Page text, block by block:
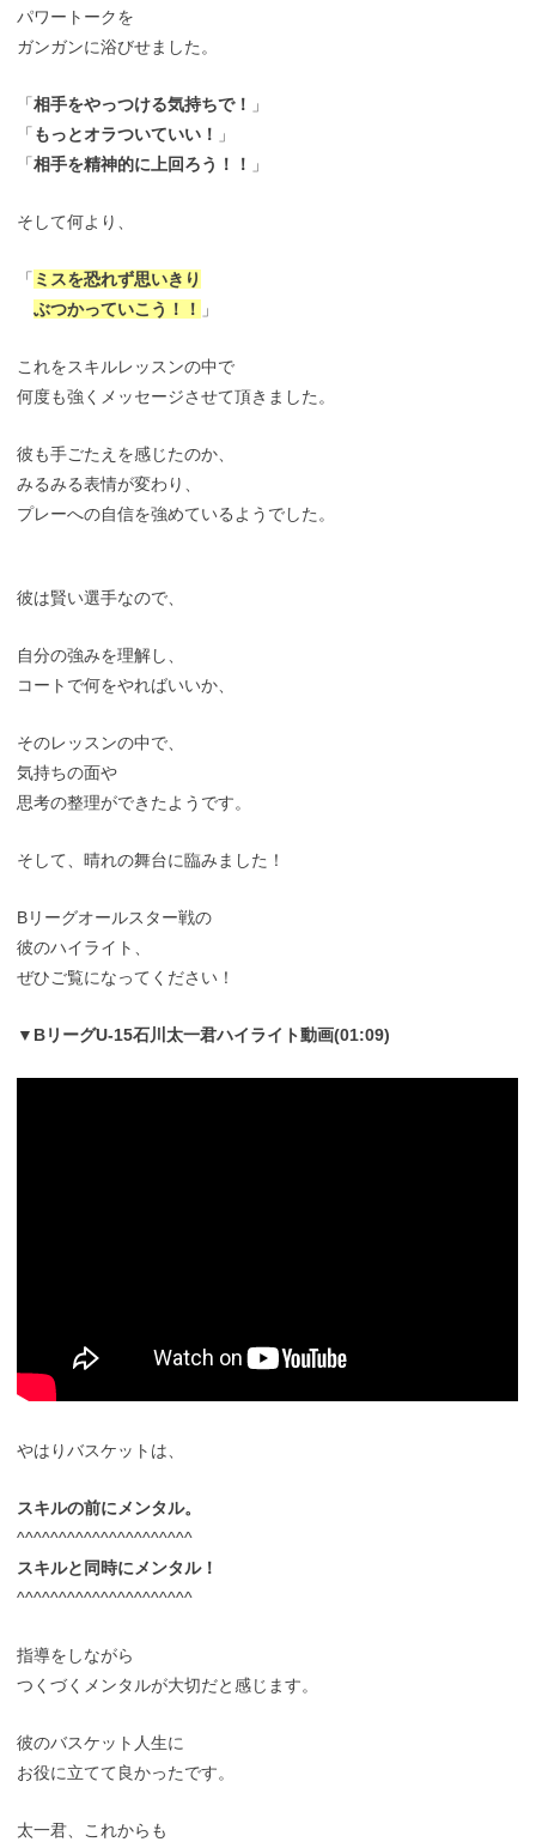
パワートークを
ガンガンに浴びせました。
「相手をやっつける気持ちで！
」
「 もっとオラついていい！
」
「相手を精神的に上回ろう！！ 」
そして何より、
「 ミスを恐れず思いきり
ぶつかっていこう！！
」
これをスキルレッスンの中で
何度も強くメッセージさせて頂きました。
彼も手ごたえを感じたのか、
みるみる表情が変わり、
プレーへの自信を強めているようでした。
彼は賢い選手なので、
自分の強みを理解し、
コートで何をやればいいか、
そのレッスンの中で、
気持ちの面や
思考の整理ができたようです。
そして、晴れの舞台に臨みました！
Bリーグオールスター戦の
彼のハイライト、
ぜひご覧になってください！
▼BリーグU-15石川太一君ハイライト動画(01:09)
やはりバスケットは、
スキルの前にメンタル。
^^^^^^^^^^^^^^^^^^^^^
スキルと同時にメンタル！
^^^^^^^^^^^^^^^^^^^^^
指導をしながら
つくづくメンタルが大切だと感じます。
彼のバスケット人生に
お役に立てて良かったです。
太一君、これからも